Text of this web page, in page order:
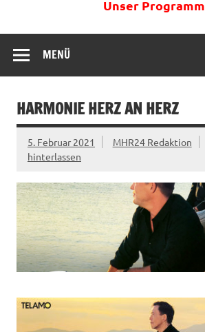
Unser Programm
MENÜ
HARMONIE HERZ AN HERZ
5. Februar 2021 MHR24 Redaktion
hinterlassen